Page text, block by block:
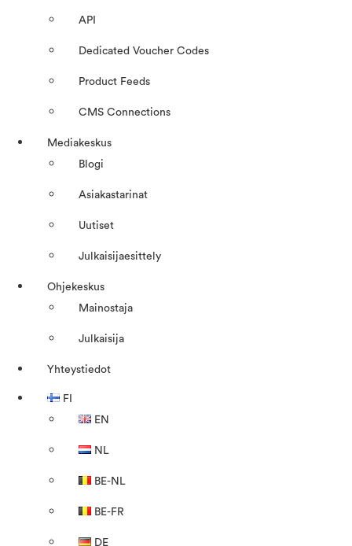
API
Dedicated Voucher Codes
Product Feeds
CMS Connections
Mediakeskus
Blogi
Asiakastarinat
Uutiset
Julkaisijaesittely
Ohjekeskus
Mainostaja
Julkaisija
Yhteystiedot
FI
EN
NL
BE-NL
BE-FR
DE